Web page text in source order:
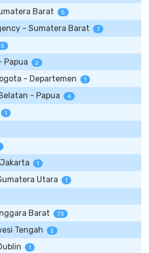
Barat 5
- Sumatera Barat 7
Papua 2
- Departemen 1
- Papua 4
1
1
Utara 1
Barat 73
Tengah 2
1